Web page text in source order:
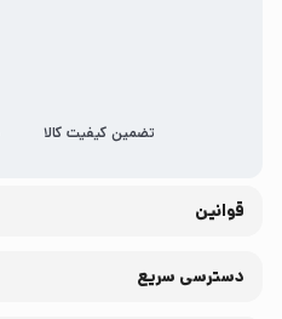
تضمین کیفیت کالا
قوانین
دسترسی سریع